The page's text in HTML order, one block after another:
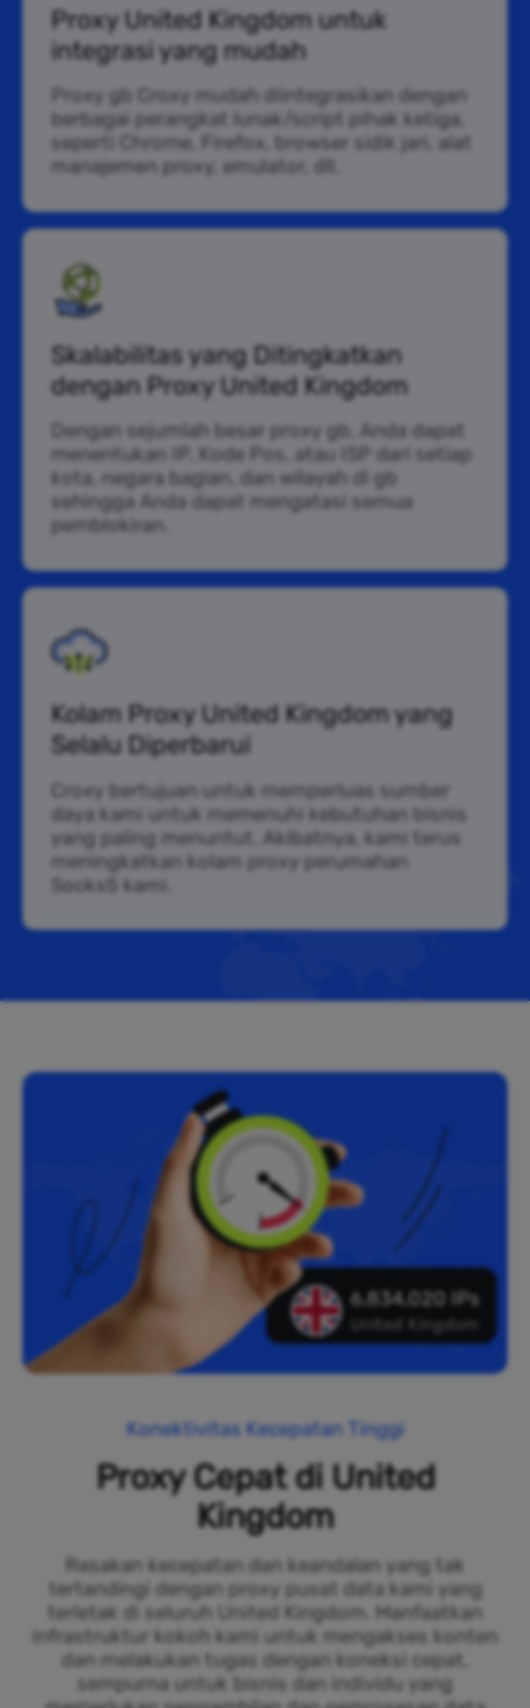
Proxy United Kingdom untuk
integrasi yang mudah
Proxy gb Croxy mudah diintegrasikan dengan
berbagai perangkat lunak/script pihak ketiga,
seperti Chrome, Firefox, browser sidik jari, alat
manajemen proxy, emulator, dll.
Skalabilitas yang Ditingkatkan
dengan Proxy United Kingdom
Dengan sejumlah besar proxy gb, Anda dapat
menentukan IP, Kode Pos, atau ISP dari setiap
kota, negara bagian, dan wilayah di gb
sehingga Anda dapat mengatasi semua
pemblokiran.
Kolam Proxy United Kingdom yang
Selalu Diperbarui
Croxy bertujuan untuk memperluas sumber
daya kami untuk memenuhi kebutuhan bisnis
yang paling menuntut. Akibatnya, kami terus
meningkatkan kolam proxy perumahan
Socks5 kami.
6,834,020 IPs
United Kingdom
Konektivitas Kecepatan Tinggi
Proxy Cepat di United
Kingdom
Rasakan kecepatan dan keandalan yang tak
tertandingi dengan proxy pusat data kami yang
terletak di seluruh United Kingdom. Manfaatkan
infrastruktur kokoh kami untuk mengakses konten
dan melakukan tugas dengan koneksi cepat,
sempurna untuk bisnis dan individu yang